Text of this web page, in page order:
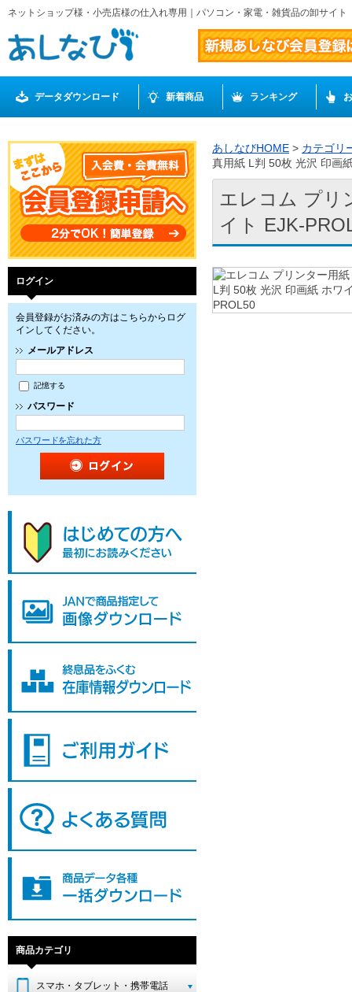
ネットショップ様・小売店様の仕入れ専用｜パソコン・家電・雑貨品の卸サイ
データダウンロード 新着商品 ランキング
ログイン
会員登録がお済みの方はこちらからログ
インしてください。
メールアドレス
記憶する
パスワード
パスワードを忘れた方
商品カテゴリ
スマホ・タブレット・携帯電話
あしなびHOME > カテゴリ
真用紙 L判 50枚 光沢 印画
エレコム プリ
イト EJK-